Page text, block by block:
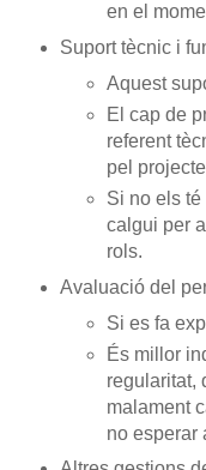
en el
Suport tècnic i
Aquest
El cap de
referent
pel
Si no els
calgui per
rols.
Avaluació del
Si es fa
És millor
regularitat,
malament
no esperar